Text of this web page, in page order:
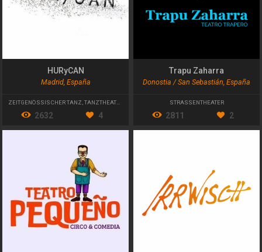
HURyCAN
Madrid, España
ZEITGENÖSSISCHER TANZ TANZTHEATER
2632 4
Trapu Zaharra
Donostia / San Sebastián, España
STRASSENTHEATER
2811 2